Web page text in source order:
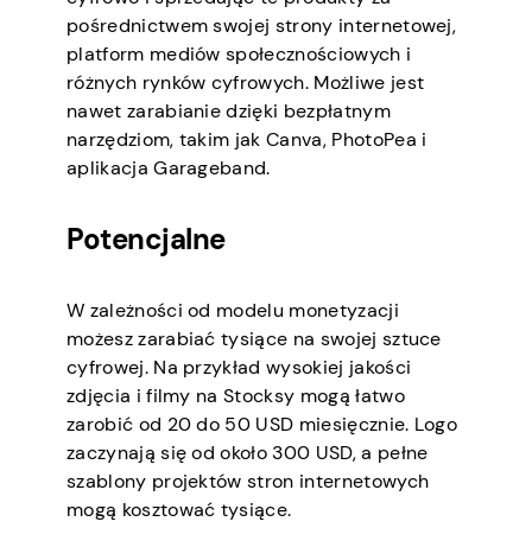
pośrednictwem swojej strony internetowej,
platform mediów społecznościowych i
różnych rynków cyfrowych. Możliwe jest
nawet zarabianie dzięki bezpłatnym
narzędziom, takim jak Canva, PhotoPea i
aplikacja Garageband.
Potencjalne
W zależności od modelu monetyzacji
możesz zarabiać tysiące na swojej sztuce
cyfrowej. Na przykład wysokiej jakości
zdjęcia i filmy na Stocksy mogą łatwo
zarobić od 20 do 50 USD miesięcznie. Logo
zaczynają się od około 300 USD, a pełne
szablony projektów stron internetowych
mogą kosztować tysiące.